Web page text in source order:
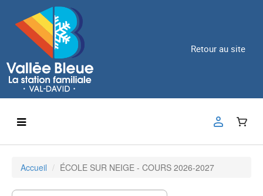
Retour au site
Accueil ÉCOLE SUR NEIGE - COURS 2026-2027